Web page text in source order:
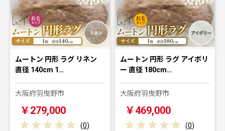
ムートン 円形 ラグ リネン
直径 140cm 1…
大阪府羽曳野市
￥279,000
(0)
ムートン 円形 ラグ アイボリ
ー 直径 180cm…
大阪府羽曳野市
￥469,000
(0)